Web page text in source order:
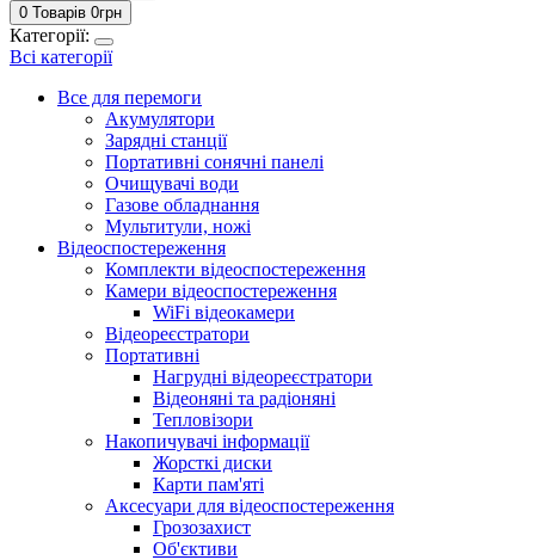
0 Товарів 0грн
Категорії:
Всі категорії
Все для перемоги
Акумулятори
Зарядні станції
Портативні сонячні панелі
Очищувачі води
Газове обладнання
Мультитули, ножі
Відеоспостереження
Комплекти відеоспостереження
Камери відеоспостереження
WiFi відеокамери
Відеореєстратори
Портативні
Нагрудні відеореєстратори
Відеоняні та радіоняні
Тепловізори
Накопичувачі інформації
Жорсткі диски
Карти пам'яті
Аксесуари для відеоспостереження
Грозозахист
Об'єктиви